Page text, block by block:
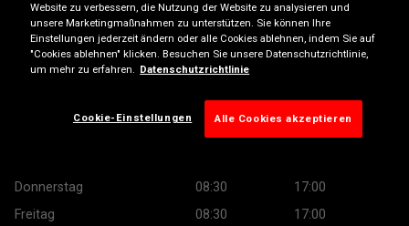
Telefonnummer anzeigen
Öffnungszeiten
08:30
17:00
08:30
Donnerstag
08:30
17:00
Freitag
08:30
17:00
Website zu verbessern, die Nutzung der Website zu analysieren und
unsere Marketingmaßnahmen zu unterstützen. Sie können Ihre
Einstellungen jederzeit ändern oder alle Cookies ablehnen, indem Sie auf
"Cookies ablehnen" klicken. Besuchen Sie unsere Datenschutzrichtlinie,
um mehr zu erfahren. Datenschutzrichtlinie
Cookie-Einstellungen Alle Cookies akzeptieren